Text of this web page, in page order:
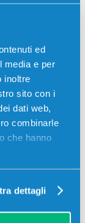
ed
media e per
inoltre
sito con i
dati web,
combinarle
che hanno
dettagli
Dell